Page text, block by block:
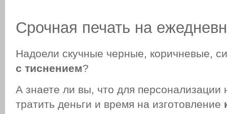
Срочная печать на
Надоели скучные черные, коричневые,
с тиснением?
А знаете ли вы, что для персонализации
тратить деньги и время на изготовление